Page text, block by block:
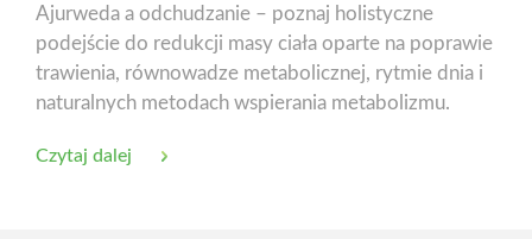
Ajurweda a odchudzanie – poznaj holistyczne
podejście do redukcji masy ciała oparte na poprawie
trawienia, równowadze metabolicznej, rytmie dnia i
naturalnych metodach wspierania metabolizmu.
Czytaj dalej